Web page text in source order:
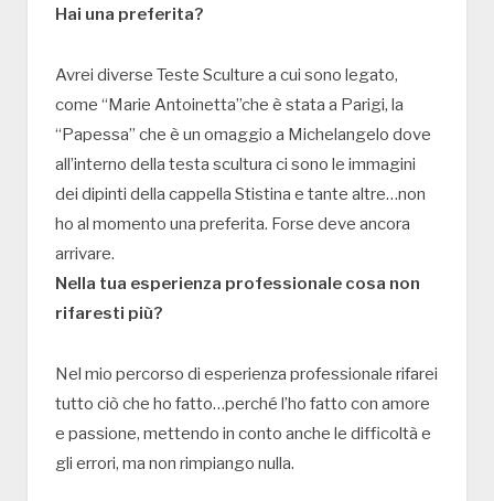
Hai una preferita?
Avrei diverse Teste Sculture a cui sono legato,
come “Marie Antoinetta”che è stata a Parigi, la
“Papessa” che è un omaggio a Michelangelo dove
all’interno della testa scultura ci sono le immagini
dei dipinti della cappella Stistina e tante altre…non
ho al momento una preferita. Forse deve ancora
arrivare.
Nella tua esperienza professionale cosa non
rifaresti più?
Nel mio percorso di esperienza professionale rifarei
tutto ciò che ho fatto…perché l’ho fatto con amore
e passione, mettendo in conto anche le difficoltà e
gli errori, ma non rimpiango nulla.